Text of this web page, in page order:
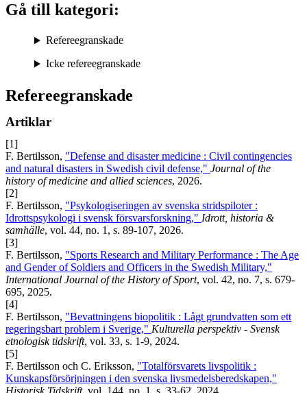
Refereegranskade
Artiklar
[1]
F. Bertilsson, "Defense and disaster medicine : Civil contingencies
and natural disasters in Swedish civil defense," Journal of the
history of medicine and allied sciences, 2026.
[2]
F. Bertilsson, "Psykologiseringen av svenska stridspiloter :
Idrottspsykologi i svensk försvarsforskning," Idrott, historia &
samhälle, vol. 44, no. 1, s. 89-107, 2026.
[3]
F. Bertilsson, "Sports Research and Military Performance : The Age
and Gender of Soldiers and Officers in the Swedish Military,"
International Journal of the History of Sport, vol. 42, no. 7, s. 679-
695, 2025.
[4]
F. Bertilsson, "Bevattningens biopolitik : Lågt grundvatten som ett
regeringsbart problem i Sverige," Kulturella perspektiv - Svensk
etnologisk tidskrift, vol. 33, s. 1-9, 2024.
[5]
F. Bertilsson och C. Eriksson, "Totalförsvarets livspolitik :
Kunskapsförsörjningen i den svenska livsmedelsberedskapen,"
Gå till kategori:
Refereegranskade
Icke refereegranskade